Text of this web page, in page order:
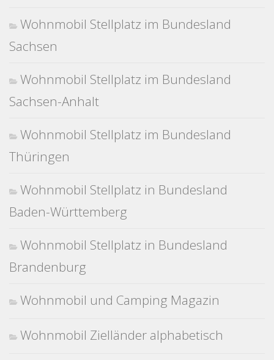
Wohnmobil Stellplatz im Bundesland
Sachsen
Wohnmobil Stellplatz im Bundesland
Sachsen-Anhalt
Wohnmobil Stellplatz im Bundesland
Thüringen
Wohnmobil Stellplatz in Bundesland
Baden-Württemberg
Wohnmobil Stellplatz in Bundesland
Brandenburg
Wohnmobil und Camping Magazin
Wohnmobil Zielländer alphabetisch